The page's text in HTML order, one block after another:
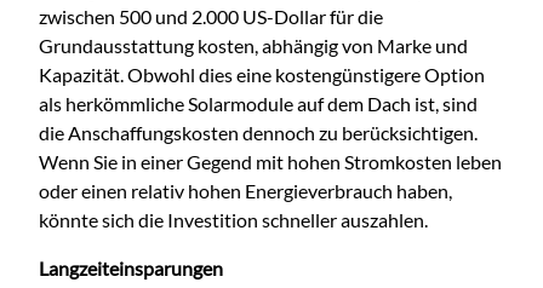
zwischen 500 und 2.000 US-Dollar für die
Grundausstattung kosten, abhängig von Marke und
Kapazität. Obwohl dies eine kostengünstigere Option
als herkömmliche Solarmodule auf dem Dach ist, sind
die Anschaffungskosten dennoch zu berücksichtigen.
Wenn Sie in einer Gegend mit hohen Stromkosten leben
oder einen relativ hohen Energieverbrauch haben,
könnte sich die Investition schneller auszahlen.
Langzeiteinsparungen